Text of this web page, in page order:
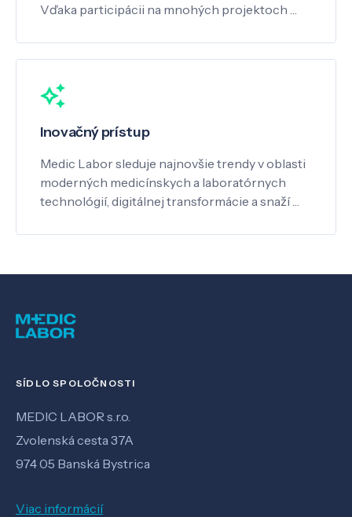
Vďaka participácii na mnohých projektoch …
Inovačný prístup
Medic Labor sleduje najnovšie trendy v oblasti
moderných medicínskych a laboratórnych
technológií, digitálnej transformácie a snaží …
SÍDLO SPOLOČNOSTI
MEDIC LABOR s.r.o.
Zvolenská cesta 37A
974 05 Banská Bystrica
Viac informácií